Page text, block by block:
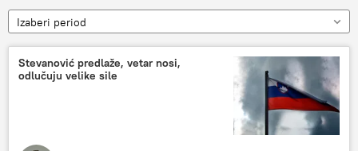
Izaberi period
Stevanović predlaže, vetar nosi,
odlučuju velike sile